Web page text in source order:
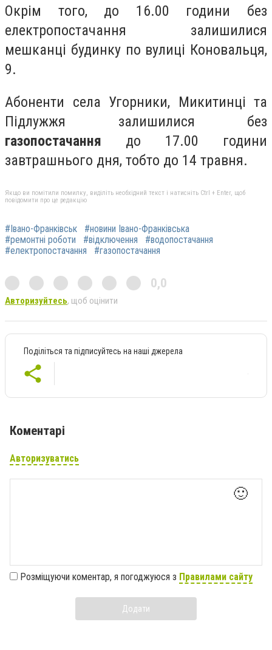
Окрім того, до 16.00 години без
електропостачання залишилися
мешканці будинку по вулиці Коновальця,
9.
Абоненти села Угорники, Микитинці та
Підлужжя залишилися без
газопостачання до 17.00 години
завтрашнього дня, тобто до 14 травня.
Якщо ви помітили помилку, виділіть необхідний текст і натисніть Ctrl + Enter, щоб
повідомити про це редакцію
#Івано-Франківськ
#новини Івано-Франківська
#ремонтні роботи
#відключення
#водопостачання
#електропостачання
#газопостачання
0,0
Авторизуйтесь, щоб оцінити
Поділіться та підписуйтесь на наші джерела
Коментарі
Авторизуватись
🙂
Розміщуючи коментар, я погоджуюся з Правилами сайту
Додати